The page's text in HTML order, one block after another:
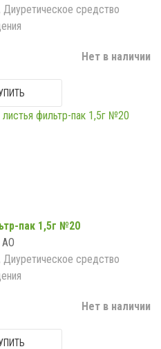
средство
Нет в наличии
пак 1,5г №20
АО
средство
Нет в наличии